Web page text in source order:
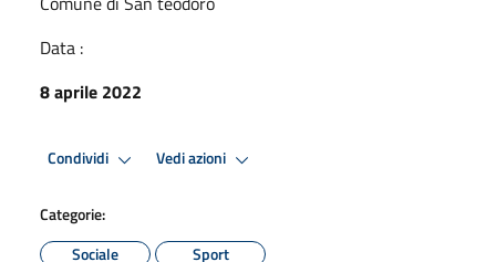
Data :
8 aprile 2022
Condividi Vedi azioni
Categorie:
Sociale
Sport